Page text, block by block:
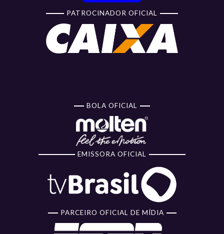
PATROCINADOR OFICIAL
BOLA OFICIAL
EMISSORA OFICIAL
PARCEIRO OFICIAL DE MÍDIA